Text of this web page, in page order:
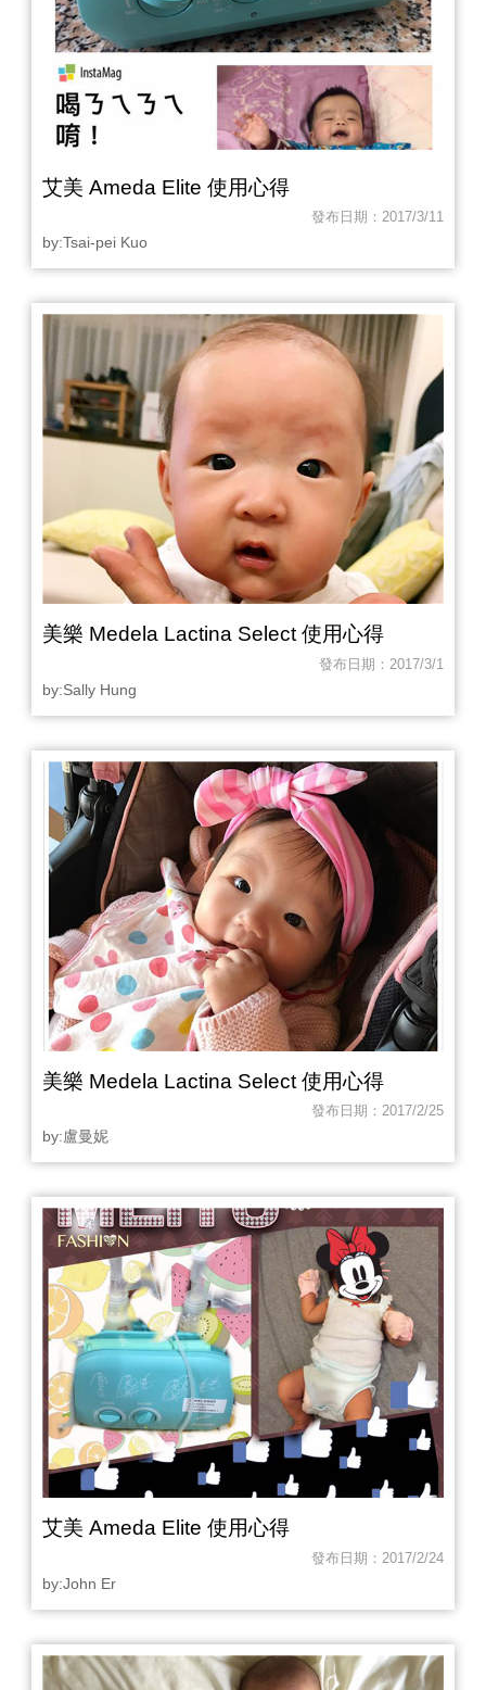
艾美 Ameda Elite 使用心得
發布日期：2017/3/11
by:Tsai-pei Kuo
美樂 Medela Lactina Select 使用心得
發布日期：2017/3/1
by:Sally Hung
美樂 Medela Lactina Select 使用心得
發布日期：2017/2/25
by:盧曼妮‎
艾美 Ameda Elite 使用心得
發布日期：2017/2/24
by:John Er